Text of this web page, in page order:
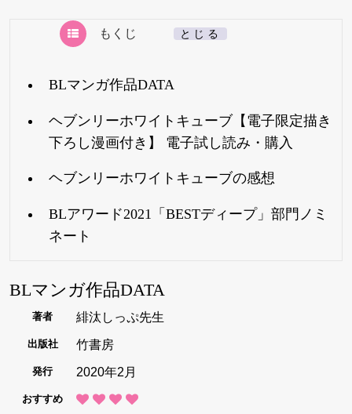
もくじ とじる
BLマンガ作品DATA
ヘブンリーホワイトキューブ【電子限定描き
下ろし漫画付き】 電子試し読み・購入
ヘブンリーホワイトキューブの感想
BLアワード2021「BESTディープ」部門ノミ
ネート
BLマンガ作品DATA
著者 緋汰しっぷ先生
出版社 竹書房
発行 2020年2月
おすすめ